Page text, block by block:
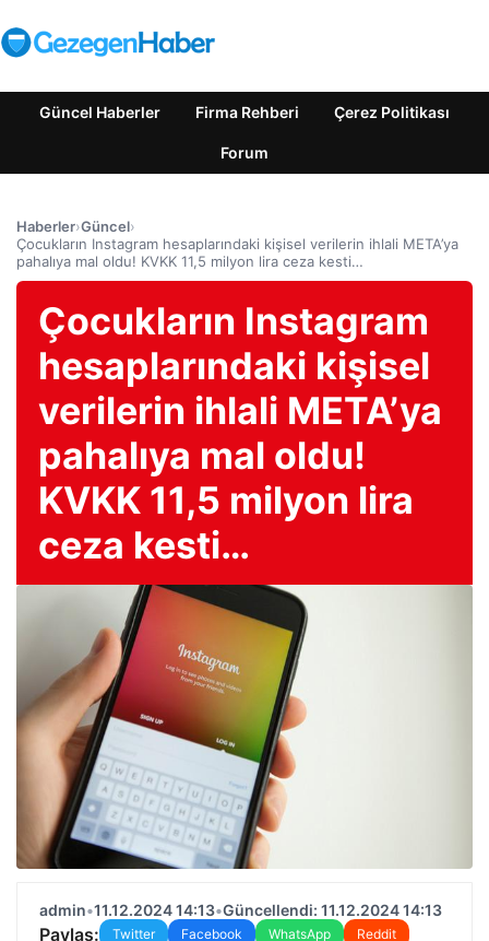
Güncel Haberler Firma Rehberi Çerez Politikası
Forum
Haberler›Güncel›
Çocukların Instagram hesaplarındaki kişisel verilerin ihlali META’ya
pahalıya mal oldu! KVKK 11,5 milyon lira ceza kesti…
Çocukların Instagram
hesaplarındaki kişisel
verilerin ihlali META’ya
pahalıya mal oldu!
KVKK 11,5 milyon lira
ceza kesti…
admin•11.12.2024 14:13•Güncellendi: 11.12.2024 14:13
Paylaş: Twitter Facebook WhatsApp
Reddit